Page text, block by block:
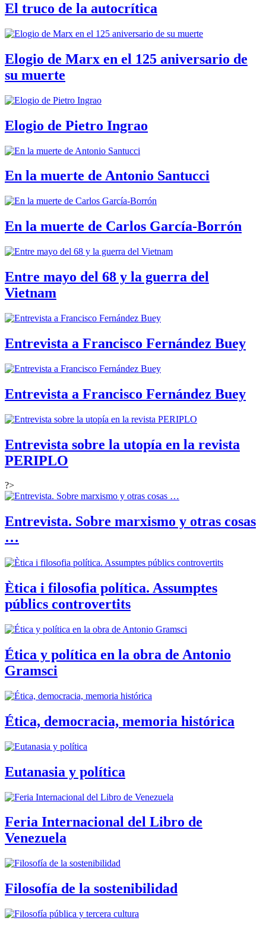
El truco de la autocrítica
Elogio de Marx en el 125 aniversario de
su muerte
Elogio de Pietro Ingrao
En la muerte de Antonio Santucci
En la muerte de Carlos García-Borrón
Entre mayo del 68 y la guerra del
Vietnam
Entrevista a Francisco Fernández Buey
Entrevista a Francisco Fernández Buey
Entrevista sobre la utopía en la revista
PERIPLO
?>
Entrevista. Sobre marxismo y otras cosas
…
Ètica i filosofia política. Assumptes
públics controvertits
Ética y política en la obra de Antonio
Gramsci
Ética, democracia, memoria histórica
Eutanasia y política
Feria Internacional del Libro de
Venezuela
Filosofía de la sostenibilidad